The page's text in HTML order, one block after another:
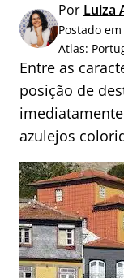
a
r
p
o
r
:
Por Luiza
Postado
Atlas:
Entre as
posição de
azulejos